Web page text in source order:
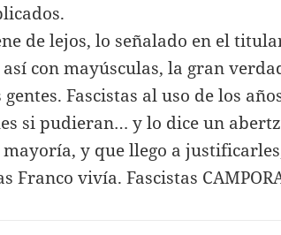
de lejos, lo señalado en el
así con mayúsculas, la gran
Fascistas al uso de los
si pudieran… y lo dice un
y que llego a
Franco vivía. Fascistas